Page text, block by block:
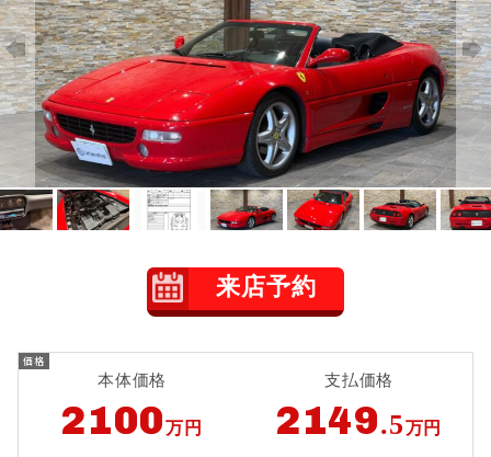
来店予約
本体価格
2100万円
支払価格
2149.5万円